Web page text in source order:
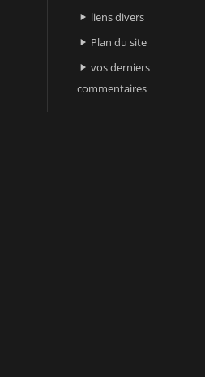
 liens divers
 Plan du site
 vos derniers
commentaires